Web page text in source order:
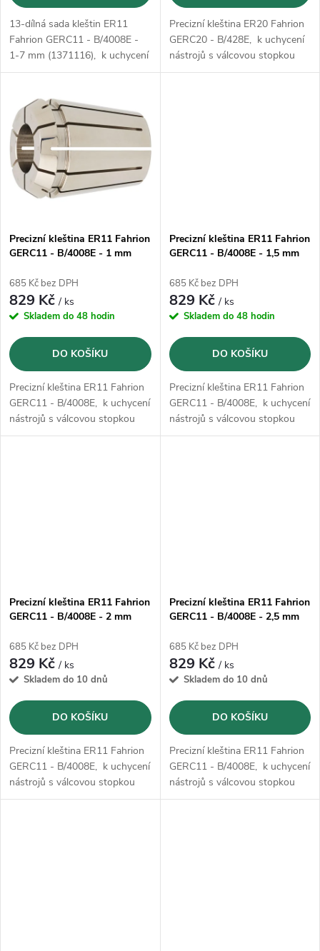
u
k
t
ů
d
u
k
t
ů
13-dílná sada kleštin ER11
Fahrion GERC11 - B/4008E -
1-7 mm (1371116), k uchycení
nástrojů s válcovou stopkou
6535 B a 6535 E.
Precizní kleština ER20 Fahrion
GERC20 - B/428E, k uchycení
nástrojů s válcovou stopkou
podle DIN 1835 B, 1835 E,
Precizní kleština ER11 Fahrion
GERC11 - B/4008E - 1 mm
685 Kč bez DPH
829 Kč/ ks
Skladem do 48 hodin
DO KOŠÍKU
Precizní kleština ER11 Fahrion
GERC11 - B/4008E, k uchycení
nástrojů s válcovou stopkou
podle DIN 1835 B, 1835 E,
Precizní kleština ER11 Fahrion
GERC11 - B/4008E - 1,5 mm
685 Kč bez DPH
829 Kč/ ks
Skladem do 48 hodin
DO KOŠÍKU
Precizní kleština ER11 Fahrion
GERC11 - B/4008E, k uchycení
nástrojů s válcovou stopkou
podle DIN 1835 B, 1835 E,
Precizní kleština ER11 Fahrion
GERC11 - B/4008E - 2 mm
685 Kč bez DPH
829 Kč/ ks
Skladem do 10 dnů
DO KOŠÍKU
Precizní kleština ER11 Fahrion
GERC11 - B/4008E, k uchycení
nástrojů s válcovou stopkou
podle DIN 1835 B, 1835 E,
Precizní kleština ER11 Fahrion
GERC11 - B/4008E - 2,5 mm
685 Kč bez DPH
829 Kč/ ks
Skladem do 10 dnů
DO KOŠÍKU
Precizní kleština ER11 Fahrion
GERC11 - B/4008E, k uchycení
nástrojů s válcovou stopkou
podle DIN 1835 B, 1835 E,